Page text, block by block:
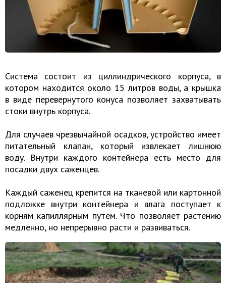
Система состоит из циллиндрического корпуса, в
котором находится около 15 литров воды, а крышка
в виде перевернутого конуса позволяет захватывать
стоки внутрь корпуса.
Для случаев чрезвычайной осадков, устройство имеет
питательный клапан, который извлекает лишнюю
воду. Внутри каждого контейнера есть место для
посадки двух саженцев.
Каждый саженец крепится на тканевой или картонной
подложке внутри контейнера и влага поступает к
корням капиллярным путем. Что позволяет растению
медленно, но непрерывно расти и развиваться.